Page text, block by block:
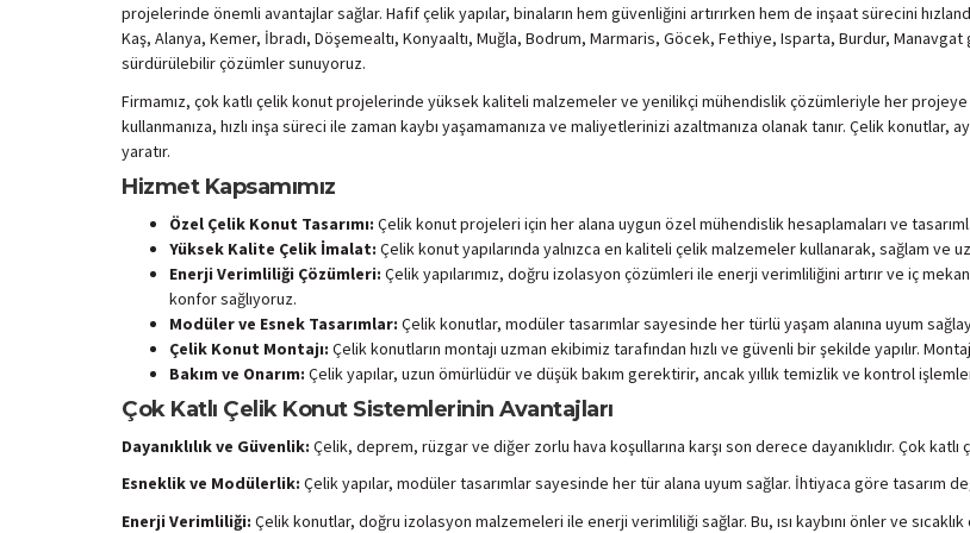
projelerinde önemli avantajlar sağlar. Hafif çelik yapılar, binaların hem güvenliğini artırırken hem de inşaat sürecini
Kaş, Alanya, Kemer, İbradı, Döşemealtı, Konyaaltı, Muğla, Bodrum, Marmaris, Göcek, Fethiye, Isparta, Burdur,
sürdürülebilir çözümler sunuyoruz.
Firmamız, çok katlı çelik konut projelerinde yüksek kaliteli malzemeler ve yenilikçi mühendislik çözümleriyle her projeye
kullanmanıza, hızlı inşa süreci ile zaman kaybı yaşamamanıza ve maliyetlerinizi azaltmanıza olanak tanır. Çelik
yaratır.
Hizmet Kapsamımız
Özel Çelik Konut Tasarımı: Çelik konut projeleri için her alana uygun özel mühendislik hesaplamaları ve
Yüksek Kalite Çelik İmalat: Çelik konut yapılarında yalnızca en kaliteli çelik malzemeler kullanarak, sağlam ve
Enerji Verimliliği Çözümleri: Çelik yapılarımız, doğru izolasyon çözümleri ile enerji verimliliğini artırır ve iç
konfor sağlıyoruz.
Modüler ve Esnek Tasarımlar: Çelik konutlar, modüler tasarımlar sayesinde her türlü yaşam alanına uyum
Çelik Konut Montajı: Çelik konutların montajı uzman ekibimiz tarafından hızlı ve güvenli bir şekilde yapılır.
Bakım ve Onarım: Çelik yapılar, uzun ömürlüdür ve düşük bakım gerektirir, ancak yıllık temizlik ve kontrol işlemleri
Çok Katlı Çelik Konut Sistemlerinin Avantajları
Dayanıklılık ve Güvenlik: Çelik, deprem, rüzgar ve diğer zorlu hava koşullarına karşı son derece dayanıklıdır. Çok
Esneklik ve Modülerlik: Çelik yapılar, modüler tasarımlar sayesinde her tür alana uyum sağlar. İhtiyaca göre tasarım
Enerji Verimliliği: Çelik konutlar, doğru izolasyon malzemeleri ile enerji verimliliği sağlar. Bu, ısı kaybını önler ve